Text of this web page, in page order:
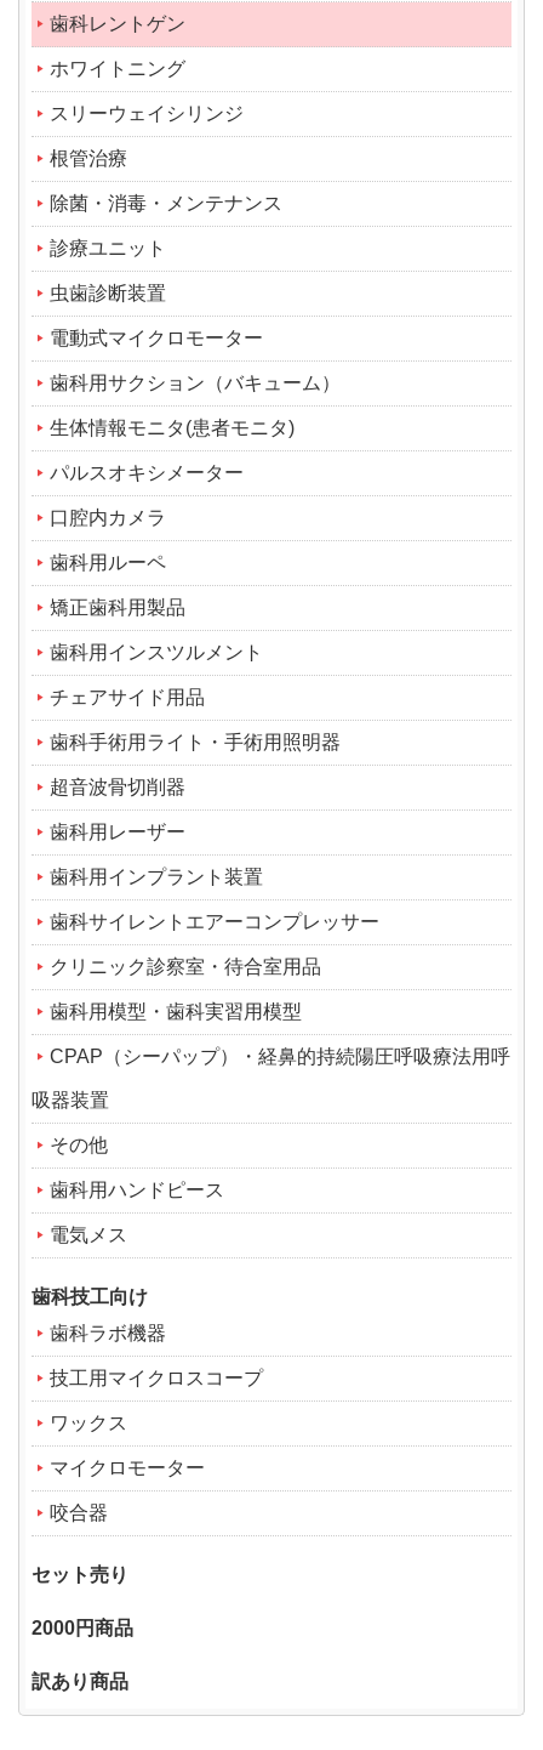
歯科レントゲン
ホワイトニング
スリーウェイシリンジ
根管治療
除菌・消毒・メンテナンス
診療ユニット
虫歯診断装置
電動式マイクロモーター
歯科用サクション（バキューム）
生体情報モニタ(患者モニタ)
パルスオキシメーター
口腔内カメラ
歯科用ルーペ
矯正歯科用製品
歯科用インスツルメント
チェアサイド用品
歯科手術用ライト・手術用照明器
超音波骨切削器
歯科用レーザー
歯科用インプラント装置
歯科サイレントエアーコンプレッサー
クリニック診察室・待合室用品
歯科用模型・歯科実習用模型
CPAP（シーパップ）・経鼻的持続陽圧呼吸療法用呼
吸器装置
その他
歯科用ハンドピース
電気メス
歯科技工向け
歯科ラボ機器
技工用マイクロスコープ
ワックス
マイクロモーター
咬合器
セット売り
2000円商品
訳あり商品